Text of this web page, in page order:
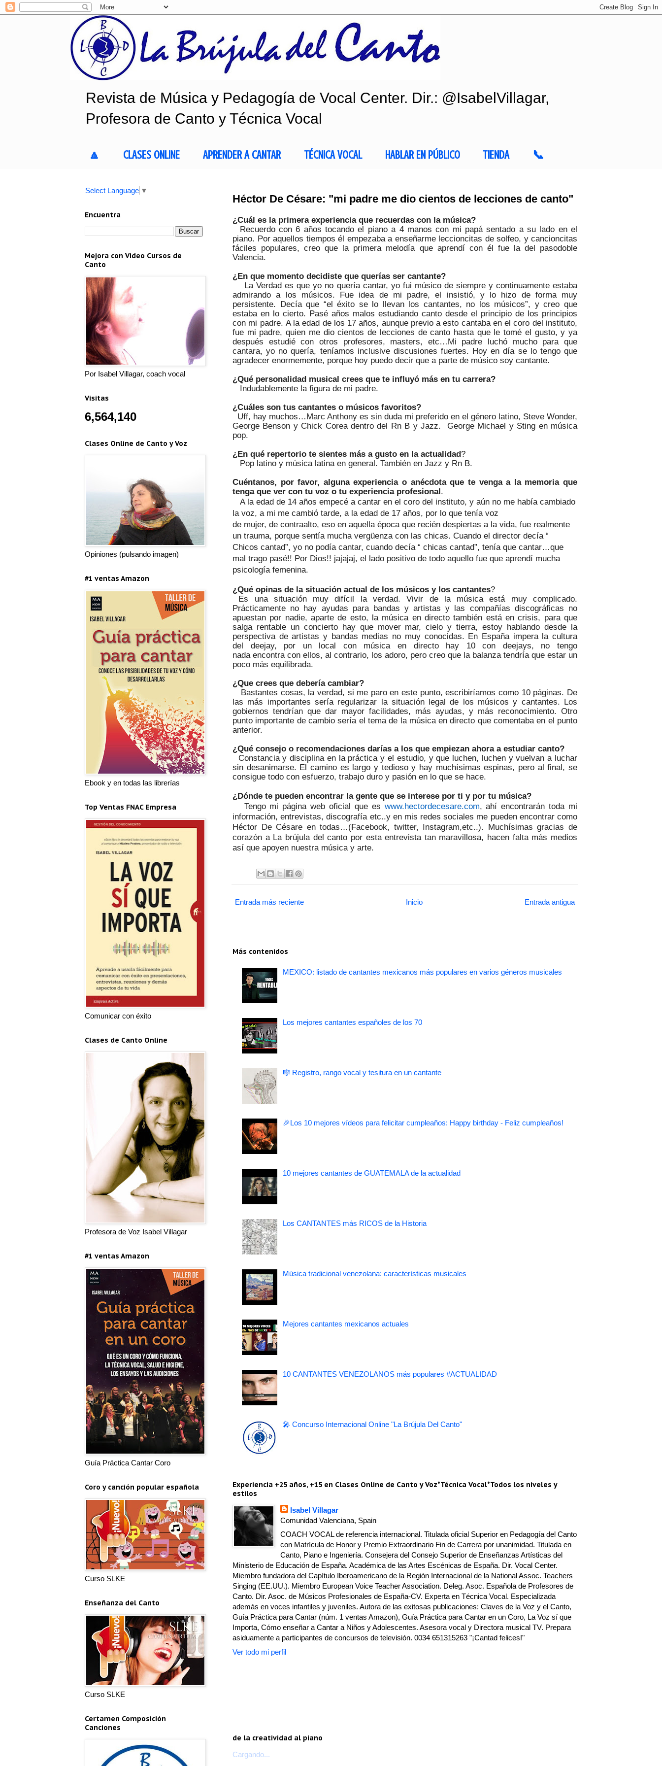
Revista de Música y Pedagogía de Vocal Center. Dir.: @IsabelVillagar,
Profesora de Canto y Técnica Vocal
🔼 CLASES ONLINE APRENDER A CANTAR TÉCNICA VOCAL HABLAR EN PÚBLICO TIENDA 📞
Héctor De Césare: "mi padre me dio cientos de lecciones de canto"
¿Cuál es la primera experiencia que recuerdas con la música?
Recuerdo con6 años tocando el piano a 4 manos con mi papá sentado a su lado en el
piano. Por aquellos tiempos él empezaba a enseñarme leccioncitas de solfeo, y cancioncitas
fáciles populares, creo que la primera melodía que aprendí con él fue la del pasodoble
Valencia.
¿En que momento decidiste que querías ser cantante?
La Verdad es que yo no quería cantar, yo fui músico de siempre y continuamente estaba
admirando a los músicos. Fue idea de mi padre, el insistió, y lo hizo de forma muy
persistente. Decía que “el éxito se lo llevan los cantantes, no los músicos”, y creo que
estaba en lo cierto. Pasé años malos estudiando canto desde el principio de los principios
con mi padre. A la edad de los 17 años, aunque previo a esto cantaba en el coro del instituto,
fue mi padre, quien me dio cientos de lecciones de canto hasta que le tomé el gusto, y ya
después estudié con otros profesores, masters, etc…Mi padre luchó mucho para que
cantara, yo no quería, teníamos inclusive discusiones fuertes. Hoy en día se lo tengo que
agradecer enormemente, porque hoy puedo decir que a parte de músico soy cantante.
¿Qué personalidad musical crees que te influyó más en tu carrera?
Indudablemente la figura de mi padre.
¿Cuáles son tus cantantes o músicos favoritos?
Uff, hay muchos…Marc Anthony es sin duda mi preferido en el género latino, Steve Wonder,
George Benson y Chick Corea dentro del Rn B y Jazz. George Michael y Sting en música
pop.
¿En qué repertorio te sientes más a gusto en la actualidad?
Pop latino y música latina en general. También en Jazz y Rn B.
Cuéntanos, por favor, alguna experiencia o anécdota que te venga a la memoria que
tenga que ver con tu voz o tu experiencia profesional.
A la edad de 14 años empecé a cantar en el coro del instituto, y aún no me había cambiado
la voz, a mi me cambió tarde, a la edad de 17 años, por lo que tenía voz
de mujer, de contraalto, eso en aquella época que recién despiertas a la vida, fue realmente
un trauma, porque sentía mucha vergüenza con las chicas. Cuando el director decía “
Chicos cantad”, yo no podía cantar, cuando decía “ chicas cantad”, tenía que cantar…que
mal trago pasé!! Por Dios!! jajajaj, el lado positivo de todo aquello fue que aprendí mucha
psicología femenina.
¿Qué opinas de la situación actual de los músicos y los cantantes?
Es una situación muy difícil la verdad. Vivir de la música está muy complicado.
Prácticamente no hay ayudas para bandas y artistas y las compañías discográficas no
apuestan por nadie, aparte de esto, la música en directo también está en crisis, para que
salga rentable un concierto hay que mover mar, cielo y tierra, estoy hablando desde la
perspectiva de artistas y bandas medias no muy conocidas. En España impera la cultura
del deejay, por un local con música en directo hay 10 con deejays, no tengo
nada encontra con ellos, al contrario, los adoro, pero creo que la balanza tendría que estar un
poco más equilibrada.
¿Que crees que debería cambiar?
Bastantes cosas, la verdad, si me paro en este punto, escribiríamos como 10 páginas. De
las más importantes sería regularizar la situación legal de los músicos y cantantes. Los
gobiernos tendrían que dar mayor facilidades, más ayudas, y más reconocimiento. Otro
punto importante de cambio sería el tema de la música en directo que comentaba en el punto
anterior.
¿Qué consejo o recomendaciones darías a los que empiezan ahora a estudiar canto?
Constancia y disciplina en la práctica y el estudio, y que luchen, luchen y vuelvan a luchar
sin desanimarse. El camino es largo y tedioso y hay muchísimas espinas, pero al final, se
consigue todo con esfuerzo, trabajo duro y pasión en lo que se hace.
¿Dónde te pueden encontrar la gente que se interese por ti y por tu música?
Tengo mi página web oficial que es www.hectordecesare.com, ahí encontrarán toda mi
información, entrevistas, discografía etc..yen mis redes sociales me pueden encontrar como
Héctor DeCésare en todas…(Facebook, twitter, Instagram,etc..). Muchísimas gracias de
corazón a La brújula del canto por esta entrevista tan maravillosa, hacen falta más medios
así que apoyen nuestra música y arte.
Entrada más reciente Entrada antigua
Inicio
Más contenidos
MEXICO: listado de cantantes mexicanos más populares en varios géneros musicales
Los mejores cantantes españoles de los 70
🎼 Registro, rango vocal y tesitura en un cantante
🎉Los 10 mejores vídeos para felicitar cumpleaños: Happy birthday - Feliz cumpleaños!
10 mejores cantantes de GUATEMALA de la actualidad
Los CANTANTES más RICOS de la Historia
Música tradicional venezolana: características musicales
Mejores cantantes mexicanos actuales
10 CANTANTES VENEZOLANOS más populares #ACTUALIDAD
🎤 Concurso Internacional Online "La Brújula Del Canto"
Experiencia +25 años, +15 en Clases Online de Canto y Voz*Técnica Vocal*Todos los niveles y
estilos
Isabel Villagar
Comunidad Valenciana, Spain
COACH VOCAL de referencia internacional. Titulada oficial Superior en Pedagogía del Canto
con Matrícula de Honor y Premio Extraordinario Fin de Carrera por unanimidad. Titulada en
Canto, Piano e Ingeniería. Consejera del Consejo Superior de Enseñanzas Artísticas del
Ministerio de Educación de España. Académica de las Artes Escénicas de España. Dir. Vocal Center.
Miembro fundadora del Capítulo Iberoamericano de la Región Internacional de la National Assoc. Teachers
Singing (EE.UU.). Miembro European Voice Teacher Association. Deleg. Asoc. Española de Profesores de
Canto. Dir. Asoc. de Músicos Profesionales de España-CV. Experta en Técnica Vocal. Especializada
además en voces infantiles y juveniles. Autora de las exitosas publicaciones: Claves de la Voz y el Canto,
Guía Práctica para Cantar (núm. 1 ventas Amazon), Guía Práctica para Cantar en un Coro, La Voz sí que
Importa, Cómo enseñar a Cantar a Niños y Adolescentes. Asesora vocal y Directora musical TV. Prepara
asiduamente a participantes de concursos de televisión. 0034 651315263 "¡Cantad felices!"
Ver todo mi perfil
de la creatividad al piano
Cargando...
Select Language ▼
Encuentra
Mejora con Video Cursos de
Canto
Por Isabel Villagar, coach vocal
Visitas
6,564,140
Clases Online de Canto y Voz
Opiniones (pulsando imagen)
#1 ventas Amazon
Ebook y en todas las librerías
Top Ventas FNAC Empresa
Comunicar con éxito
Clases de Canto Online
Profesora de Voz Isabel Villagar
#1 ventas Amazon
Guía Práctica Cantar Coro
Coro y canción popular española
Curso SLKE
Enseñanza del Canto
Curso SLKE
Certamen Composición
Canciones